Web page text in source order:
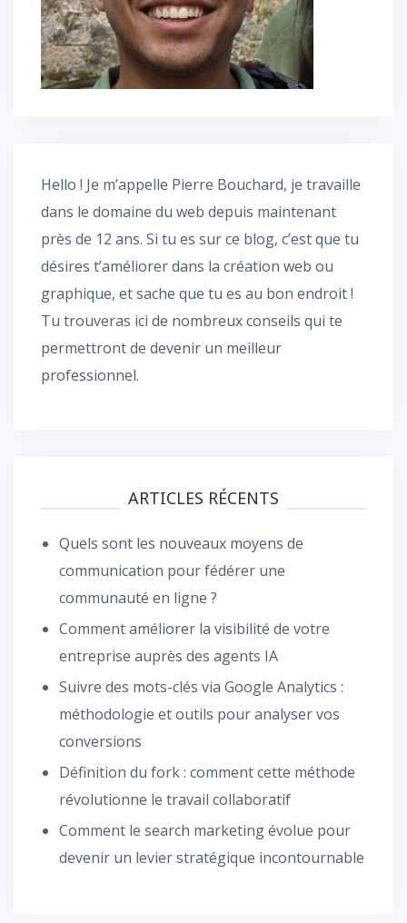
Hello ! Je m’appelle Pierre Bouchard, je travaille
dans le domaine du web depuis maintenant
près de 12 ans. Si tu es sur ce blog, c’est que tu
désires t’améliorer dans la création web ou
graphique, et sache que tu es au bon endroit !
Tu trouveras ici de nombreux conseils qui te
permettront de devenir un meilleur
professionnel.
ARTICLES RÉCENTS
Quels sont les nouveaux moyens de
communication pour fédérer une
communauté en ligne ?
Comment améliorer la visibilité de votre
entreprise auprès des agents IA
Suivre des mots-clés via Google Analytics :
méthodologie et outils pour analyser vos
conversions
Définition du fork : comment cette méthode
révolutionne le travail collaboratif
Comment le search marketing évolue pour
devenir un levier stratégique incontournable